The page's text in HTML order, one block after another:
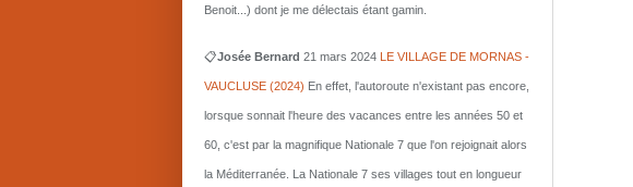
Benoit...) dont je me délectais étant gamin.
📋Josée Bernard 21 mars 2024 LE VILLAGE DE MORNAS -
VAUCLUSE (2024) En effet, l'autoroute n'existant pas encore,
lorsque sonnait l'heure des vacances entre les années 50 et
60, c'est par la magnifique Nationale 7 que l'on rejoignait alors
la Méditerranée. La Nationale 7 ses villages tout en longueur